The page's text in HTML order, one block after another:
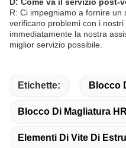
D: Come va il servizio post-
R: Ci impegniamo a fornire un
verificano problemi con i
immediatamente la nostra
miglior servizio possibile.
Etichette: Blocco
Blocco Di Magliatura
Elementi Di Vite Di